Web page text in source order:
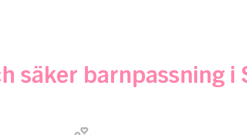
säker barnpassning i